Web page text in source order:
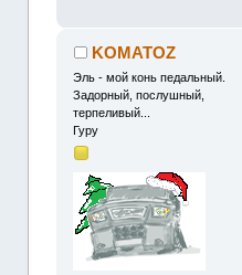
KOMATOZ
Эль - мой конь педальный.
Задорный, послушный,
терпеливый...
Гуру